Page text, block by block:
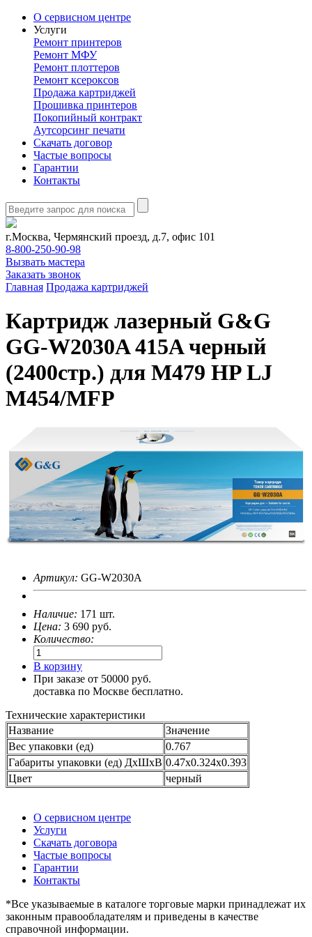
О сервисном центре
Услуги
Ремонт принтеров
Ремонт МФУ
Ремонт плоттеров
Ремонт ксероксов
Продажа картриджей
Прошивка принтеров
Покопийный контракт
Аутсорсинг печати
Скачать договор
Частые вопросы
Гарантии
Контакты
г.Москва, Чермянский проезд, д.7, офис 101
8-800-250-90-98
Вызвать мастера
Заказать звонок
Главная Продажа картриджей
Картридж лазерный G&G
GG-W2030A 415A черный
(2400стр.) для M479 HP LJ
M454/MFP
Артикул: GG-W2030A
Наличие: 171 шт.
Цена: 3 690 руб.
Количество:
В корзину
При заказе от 50000 руб.
доставка по Москве бесплатно.
Технические характеристики
Название
Значение
Вес упаковки (ед)
0.767
Габариты упаковки (ед) ДхШхВ 0.47x0.324x0.393
Цвет
черный
О сервисном центре
Услуги
Скачать договора
Частые вопросы
Гарантии
Контакты
*Все указываемые в каталоге торговые марки принадлежат их
законным правообладателям и приведены в качестве
справочной информации.